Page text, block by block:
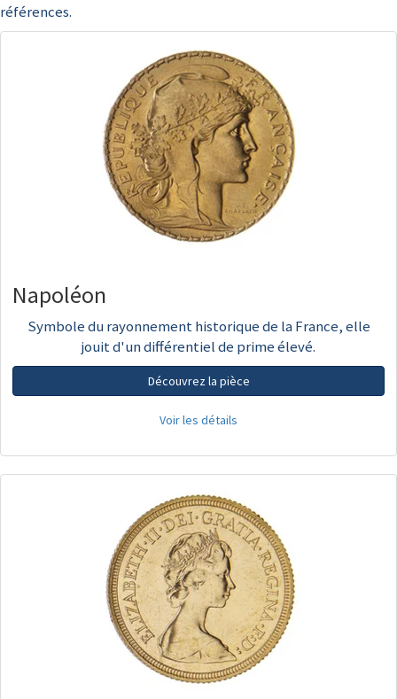
références.
Napoléon
Symbole du rayonnement historique de la France, elle
jouit d'un différentiel de prime élevé.
Découvrez la pièce
Voir les détails